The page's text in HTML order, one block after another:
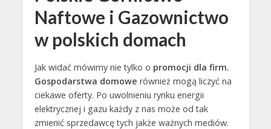
Naftowe i Gazownictwo
w polskich domach
Jak widać mówimy nie tylko o promocji dla firm.
Gospodarstwa domowe również mogą liczyć na
ciekawe oferty. Po uwolnieniu rynku energii
elektrycznej i gazu każdy z nas może od tak
zmienić sprzedawcę tych jakże ważnych mediów.